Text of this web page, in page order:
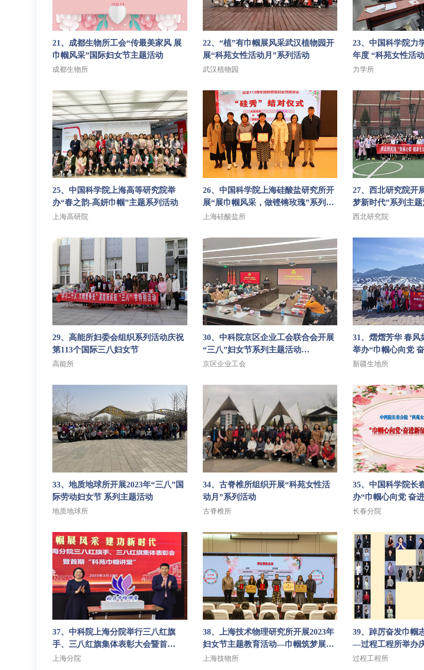
21、成都生物所工会“传最美家风 展
巾帼风采”国际妇女节主题活动
成都生物所
22、“植”有巾帼展风采武汉植物园开
展“科苑女性活动月”系列活动
武汉植物园
23、中国科学院力
年度 “科苑女性活
力学所
25、中国科学院上海高等研究院举
办“春之韵-高妍巾帼”主题系列活动
上海高研院
26、中国科学院上海硅酸盐研究所开
展“展巾帼风采，做铿锵玫瑰”系列活
动
上海硅酸盐所
27、西北研究院开展
梦新时代”系列主
西北研究院
29、高能所妇委会组织系列活动庆祝
第113个国际三八妇女节
高能所
30、中科院京区企业工会联合会开展
“三八”妇女节系列主题活动
深入学习贯彻党的二十大精神
京区企业工会
31、熠熠芳华 春
举办“巾帼心向党
动
新疆生地所
33、地质地球所开展2023年“三八”国
际劳动妇女节 系列主题活动
地质地球所
34、古脊椎所组织开展“科苑女性活
动月”系列活动
古脊椎所
35、中国科学院长
办“巾帼心向党 奋
话会活动
长春分院
37、中科院上海分院举行三八红旗
手、三八红旗集体表彰大会暨首
期“科苑巾帼讲堂”
上海分院
38、上海技术物理研究所开展2023年
妇女节主题教育活动—巾帼筑梦展英
姿，红外建功正当时
上海技物所
39、踔厉奋发巾帼志 率先路上绽芳
—过程工程所举办
系列主题活动
过程工程所